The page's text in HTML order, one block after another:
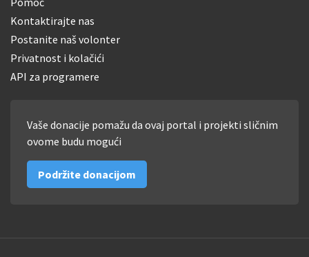
Kontaktirajte nas
Postanite naš volonter
Privatnost i kolačići
API za programere
Vaše donacije pomažu da ovaj portal i projekti sličnim
ovome budu mogući
Podržite donacijom